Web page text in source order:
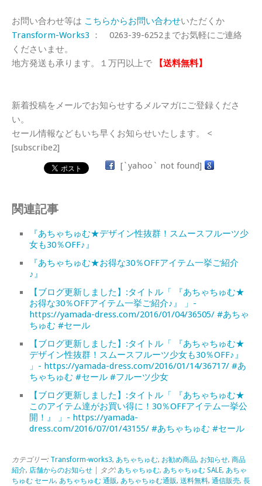
お問い合わせ等は こちらからお問い合わせいただくか
Transform-Works3 ： 0263-39-6252までお気軽にご連絡
くださいませ。
地方発送も承ります。１万円以上で
【送料無料】
新着投稿をメールでお知らせするメルマガにご登録くださ
い。
セール情報などもいち早くお知らせいたします。 <
[subscribe2]
[`yahoo` not found]
関連記事
『あちゃちゅむ★デザイン性抜群！スムースフルーツ少
女も30％OFF♪』
『あちゃちゅむ★お得な30％OFFアイテム一挙ご紹介
♪』
【ブログ更新しました】:タイトル「 『あちゃちゅむ★
お得な30％OFFアイテム一挙ご紹介♪』 」-
https://yamada-dress.com/2016/01/04/36505/ #あちゃ
ちゅむ #セール
【ブログ更新しました】:タイトル「 『あちゃちゅむ★
デザイン性抜群！スムースフルーツ少女も30％OFF♪』
」- https://yamada-dress.com/2016/01/14/36717/ #あ
ちゃちゅむ #セール #フルーツ少女
【ブログ更新しました】:タイトル「 『あちゃちゅむ★
このアイテム達がお買い得に！30％OFFアイテム一挙公
開！』 」- https://yamada-
dress.com/2016/07/01/43155/ #あちゃちゅむ #セール
カテゴリー: Transform-works3, あちゃちゅむ, お勧め商品, お知らせ, 商品
紹介, 店舗からのお知らせ | タグ: あちゃちゅむ, あちゃちゅむ SALE, あちゃ
ちゅむ セール, あちゃちゅむ 通販, あちゃちゅむ通販, 送料無料, 通信販売, 長